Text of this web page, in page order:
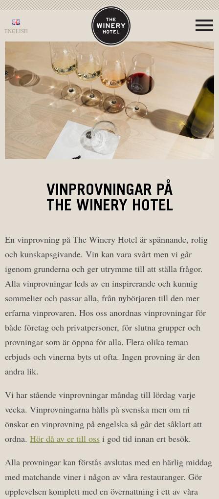
ENGLISH
VINPROVNINGAR PÅ
THE WINERY HOTEL
En vinprovning på The Winery Hotel är spännande, rolig
och kunskapsgivande. Vin kan vara svårt men vi går
igenom grunderna och ger utrymme till att ställa frågor.
Alla vinprovningar leds av en inspirerande och kunnig
sommelier och passar alla, från nybörjaren till den mer
erfarna vinprovaren. Hos oss anordnas vinprovningar för
både företag och privatpersoner, för slutna grupper och
provningar som är öppna för alla. Flera olika teman
erbjuds och vinerna byts ut ofta. Ingen provning är den
andra lik.
Vi har stående vinprovningar måndag till lördag varje
vecka. Vinprovningarna hålls på svenska men om ni
önskar en vinprovning på engelska så går det såklart att
ordna. Hör då av er till oss i god tid innan ert besök.
Alla provningar kan förstås avslutas med en härlig middag
med matchande viner i någon av våra restauranger. Gör
upplevelsen komplett med en övernattning i ett av våra